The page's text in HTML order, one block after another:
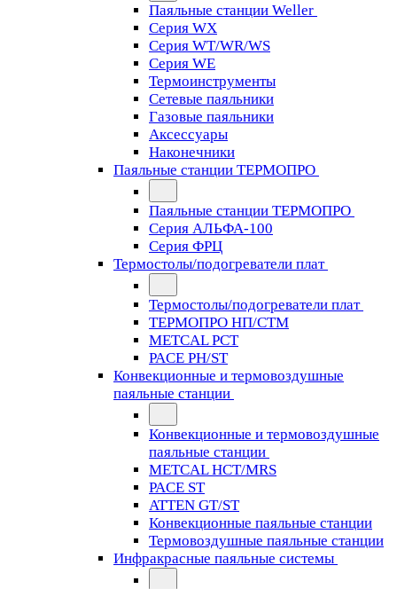
Паяльные станции Weller
Серия WX
Серия WT/WR/WS
Серия WE
Термоинструменты
Сетевые паяльники
Газовые паяльники
Аксессуары
Наконечники
Паяльные станции ТЕРМОПРО
Паяльные станции ТЕРМОПРО
Серия АЛЬФА-100
Серия ФРЦ
Термостолы/подогреватели плат
Термостолы/подогреватели плат
ТЕРМОПРО НП/СТМ
METCAL PCT
PACE PH/ST
Конвекционные и термовоздушные
паяльные станции
Конвекционные и термовоздушные
паяльные станции
METCAL HCT/MRS
PACE ST
ATTEN GT/ST
Конвекционные паяльные станции
Термовоздушные паяльные станции
Инфракрасные паяльные системы